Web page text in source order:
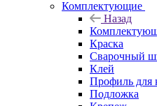
Комплектующие
Назад
Краска
Сварочный
Клей
Профиль для
Подложка